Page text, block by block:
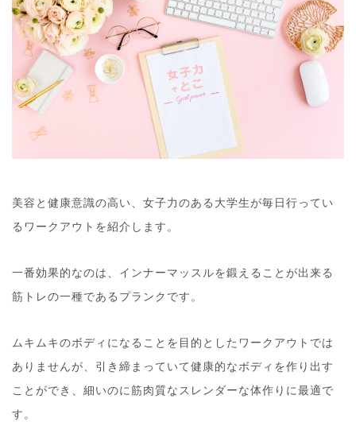
美容と健康意識の高い、女子力のある大学生が毎日行ってい
るワークアウトを紹介します。
一番効果的なのは、インナーマッスルを鍛えることが出来る
筋トレの一種であるプランクです。
ムキムキのボディになることを目的としたワークアウトでは
ありませんが、引き締まっていて健康的なボディを作り出す
ことができ、細いのに筋肉質なスレンダーな体作りに最適で
す。